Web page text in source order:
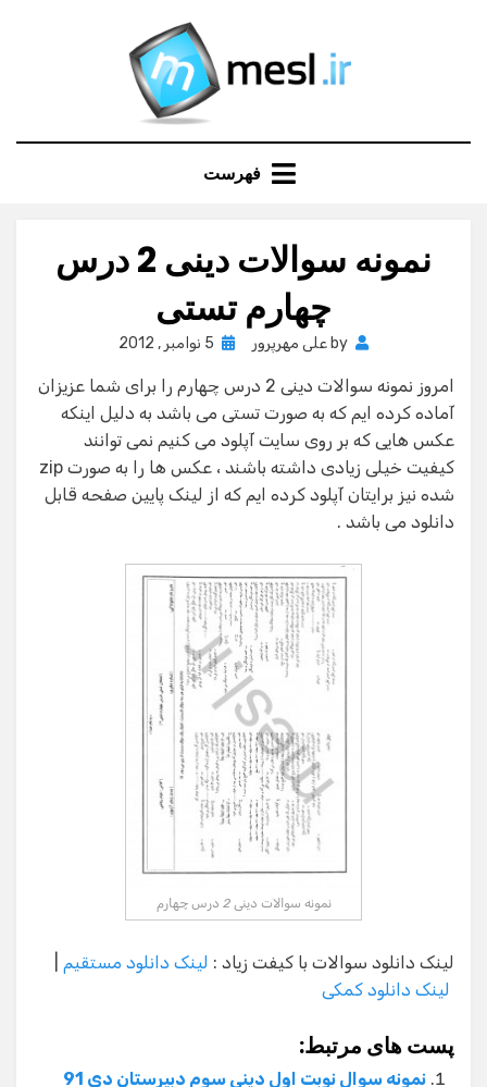
فهرست
نمونه سوالات دینی 2 درس
چهارم تستی
by علی مهرپرور
Posted
5 نوامبر , 2012
امروز نمونه سوالات دینی 2 درس چهارم را برای شما عزیزان
آماده کرده ایم که به صورت تستی می باشد به دلیل اینکه
عکس هایی که بر روی سایت آپلود می کنیم نمی توانند
کیفیت خیلی زیادی داشته باشند ، عکس ها را به صورت zip
شده نیز برایتان آپلود کرده ایم که از لینک پایین صفحه قابل
دانلود می باشد .
نمونه سوالات دینی 2 درس چهارم
لینک دانلود سوالات با کیفت زیاد : لینک دانلود مستقیم
لینک دانلود کمکی
پست های مرتبط:
نمونه سوال نوبت اول دینی سوم دبیرستان دی 91